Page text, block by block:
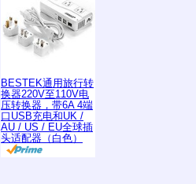
BESTEK通用旅行转
换器220V至110V电
压转换器，带6A 4端
口USB充电和UK /
AU / US / EU全球插
头适配器（白色）